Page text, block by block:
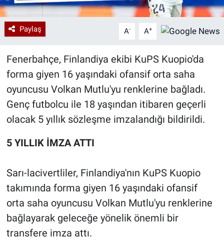
Paylaş A- A+
Fenerbahçe, Finlandiya ekibi KuPS Kuopio'da
forma giyen 16 yaşındaki ofansif orta saha
oyuncusu Volkan Mutlu'yu renklerine bağladı.
Genç futbolcu ile 18 yaşından itibaren geçerli
olacak 5 yıllık sözleşme imzalandığı bildirildi.
5 YILLIK İMZA ATTI
Sarı-lacivertliler, Finlandiya'nın KuPS Kuopio
takımında forma giyen 16 yaşındaki ofansif
orta saha oyuncusu Volkan Mutlu'yu renklerine
bağlayarak geleceğe yönelik önemli bir
transfere imza attı.
Teknoloji